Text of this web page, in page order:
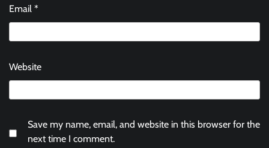
Email *
Website
Save my name, email, and website in this browser for the
next time I comment.